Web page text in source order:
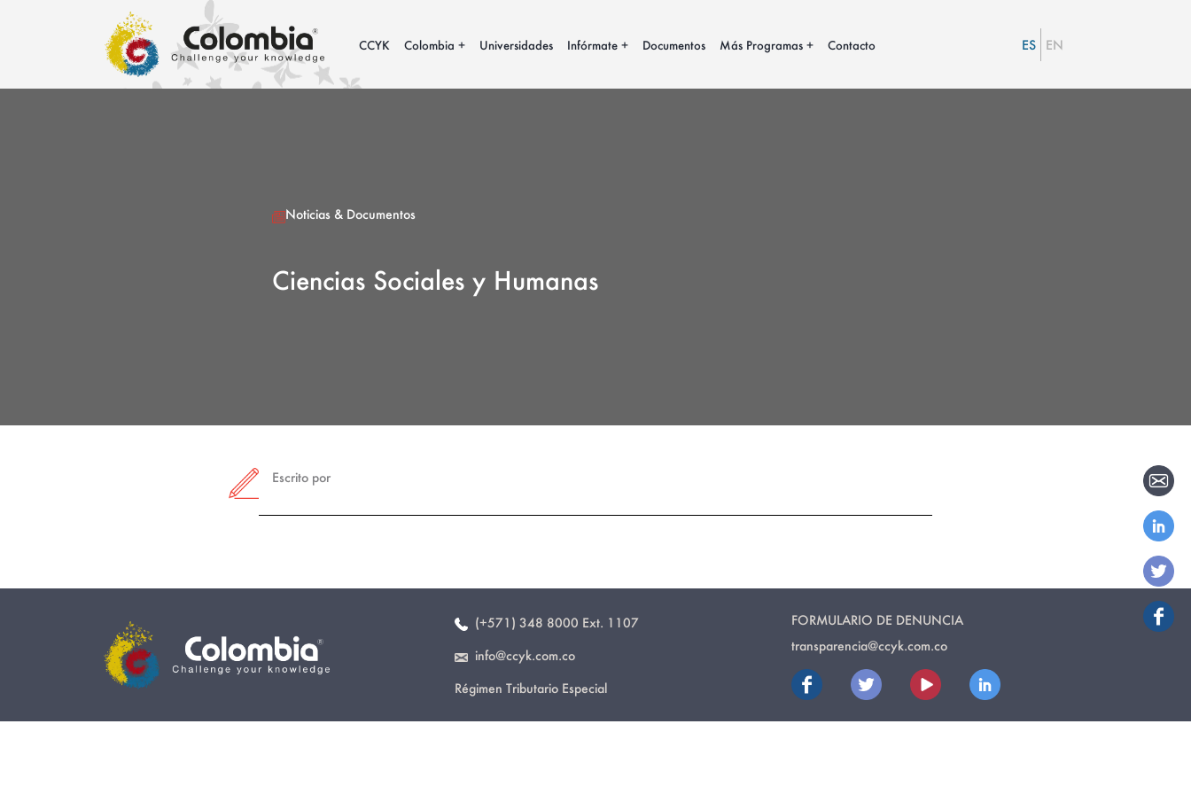
CCYK Colombia Universidades Infórmate Documentos Más Programas Contacto ES EN
Noticias & Documentos
Ciencias Sociales y Humanas
Escrito por
(+571) 348 8000 Ext. 1107
info@ccyk.com.co
Régimen Tributario Especial
FORMULARIO DE DENUNCIA
transparencia@ccyk.com.co